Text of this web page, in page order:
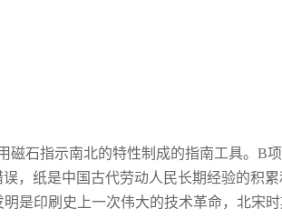
磁石指示南北的特性制成的指南工具。B
误，纸是中国古代劳动人民长期经验的积累
是印刷史上一次伟大的技术革命，北宋